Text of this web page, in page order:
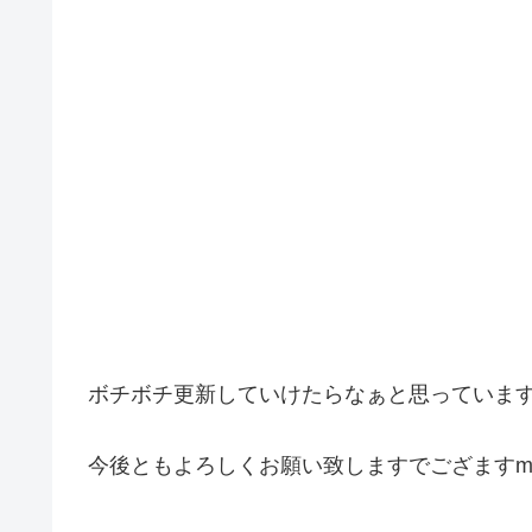
ボチボチ更新していけたらなぁと思っていま
今後ともよろしくお願い致しますでござます